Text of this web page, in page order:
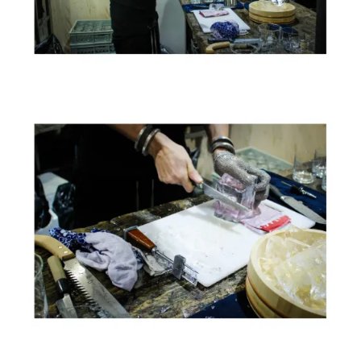
OCTOBRE 2015
KIMONO NOW